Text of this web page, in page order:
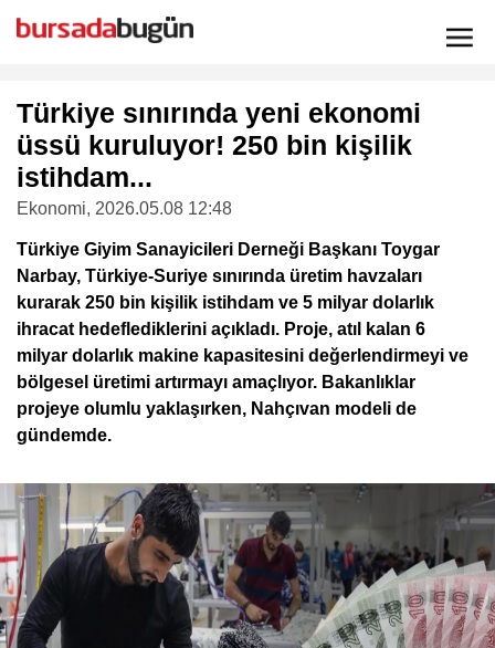
Türkiye sınırında yeni ekonomi
üssü kuruluyor! 250 bin kişilik
istihdam...
Ekonomi, 2026.05.08 12:48
Türkiye Giyim Sanayicileri Derneği Başkanı Toygar
Narbay, Türkiye-Suriye sınırında üretim havzaları
kurarak 250 bin kişilik istihdam ve 5 milyar dolarlık
ihracat hedeflediklerini açıkladı. Proje, atıl kalan 6
milyar dolarlık makine kapasitesini değerlendirmeyi ve
bölgesel üretimi artırmayı amaçlıyor. Bakanlıklar
projeye olumlu yaklaşırken, Nahçıvan modeli de
gündemde.